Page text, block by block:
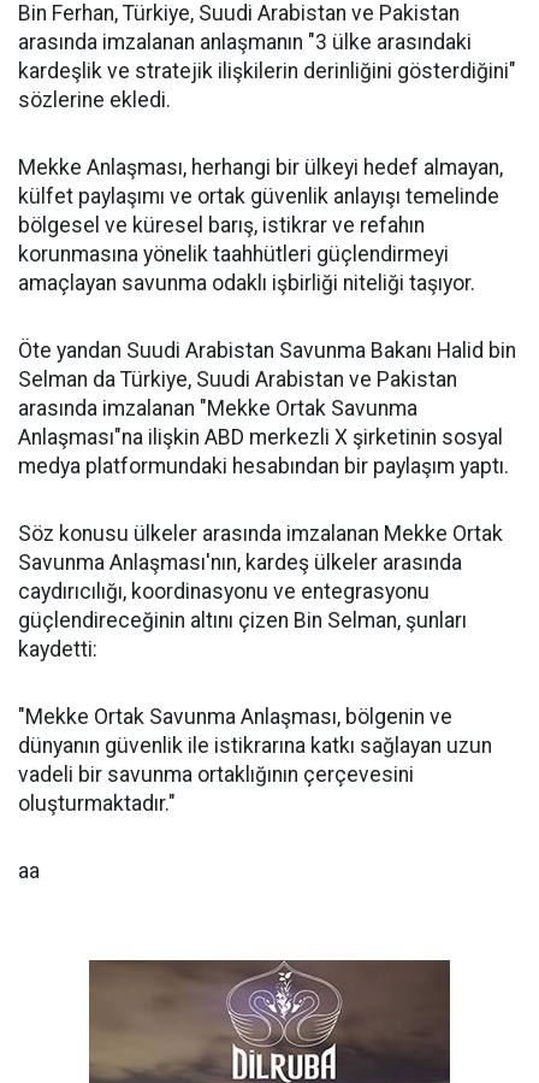
Bin Ferhan, Türkiye, Suudi Arabistan ve Pakistan
arasında imzalanan anlaşmanın "3 ülke arasındaki
kardeşlik ve stratejik ilişkilerin derinliğini gösterdiğini"
sözlerine ekledi.
Mekke Anlaşması, herhangi bir ülkeyi hedef almayan,
külfet paylaşımı ve ortak güvenlik anlayışı temelinde
bölgesel ve küresel barış, istikrar ve refahın
korunmasına yönelik taahhütleri güçlendirmeyi
amaçlayan savunma odaklı işbirliği niteliği taşıyor.
Öte yandan Suudi Arabistan Savunma Bakanı Halid bin
Selman da Türkiye, Suudi Arabistan ve Pakistan
arasında imzalanan "Mekke Ortak Savunma
Anlaşması"na ilişkin ABD merkezli X şirketinin sosyal
medya platformundaki hesabından bir paylaşım yaptı.
Söz konusu ülkeler arasında imzalanan Mekke Ortak
Savunma Anlaşması'nın, kardeş ülkeler arasında
caydırıcılığı, koordinasyonu ve entegrasyonu
güçlendireceğinin altını çizen Bin Selman, şunları
kaydetti:
"Mekke Ortak Savunma Anlaşması, bölgenin ve
dünyanın güvenlik ile istikrarına katkı sağlayan uzun
vadeli bir savunma ortaklığının çerçevesini
oluşturmaktadır."
aa